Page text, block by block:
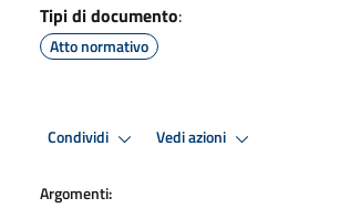
Tipi di documento:
Atto normativo
Condividi Vedi azioni
Argomenti: